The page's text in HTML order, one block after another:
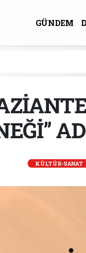
GÜNDEM
KÜLTÜR-SANAT